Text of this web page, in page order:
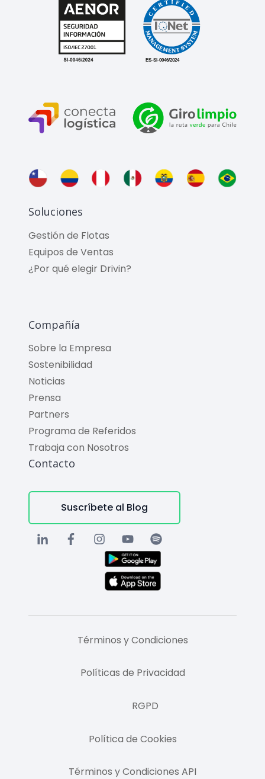
Soluciones
Gestión de Flotas
Equipos de Ventas
¿Por qué elegir Drivin?
Compañía
Sobre la Empresa
Sostenibilidad
Noticias
Prensa
Partners
Programa de Referidos
Trabaja con Nosotros
Contacto
Suscríbete al Blog
Términos y Condiciones
Políticas de Privacidad
RGPD
Política de Cookies
Términos y Condiciones API